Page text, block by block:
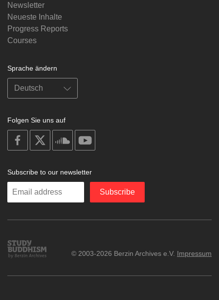
Newsletter
Neueste Inhalte
Progress Reports
Courses
Sprache ändern
Folgen Sie uns auf
on
facebook
soundcloud
Subscribe to our newsletter
Enter
Subscribe
Study
Buddhism
© 2003-2026 Berzin Archives e.V. Impressum